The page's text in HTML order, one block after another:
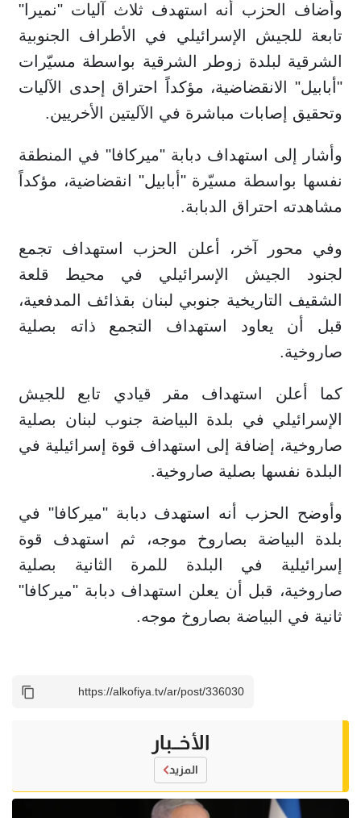
وأضاف الحزب أنه استهدف ثلاث آليات "نميرا"
تابعة للجيش الإسرائيلي في الأطراف الجنوبية
الشرقية لبلدة زوطر الشرقية بواسطة مسيّرات
"أبابيل" الانقضاضية، مؤكداً احتراق إحدى الآليات
وتحقيق إصابات مباشرة في الآليتين الأخريين.
وأشار إلى استهداف دبابة "ميركافا" في المنطقة
نفسها بواسطة مسيّرة "أبابيل" انقضاضية، مؤكداً
مشاهدته احتراق الدبابة.
وفي محور آخر، أعلن الحزب استهداف تجمع
لجنود الجيش الإسرائيلي في محيط قلعة
الشقيف التاريخية جنوبي لبنان بقذائف المدفعية،
قبل أن يعاود استهداف التجمع ذاته بصلية
صاروخية.
كما أعلن استهداف مقر قيادي تابع للجيش
الإسرائيلي في بلدة البياضة جنوب لبنان بصلية
صاروخية، إضافة إلى استهداف قوة إسرائيلية في
البلدة نفسها بصلية صاروخية.
وأوضح الحزب أنه استهدف دبابة "ميركافا" في
بلدة البياضة بصاروخ موجه، ثم استهدف قوة
إسرائيلية في البلدة للمرة الثانية بصلية
صاروخية، قبل أن يعلن استهداف دبابة "ميركافا"
ثانية في البياضة بصاروخ موجه.
الأخــبار
المزيد